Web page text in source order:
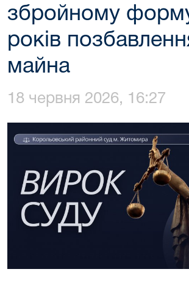
збройному
років
майна
18 червня 2026, 16:27